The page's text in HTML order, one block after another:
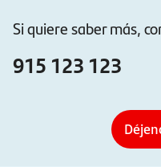
Si quiere saber más,
915 123 123